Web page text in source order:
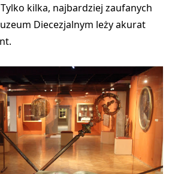
kilka, najbardziej zaufanych
Diecezjalnym leży akurat